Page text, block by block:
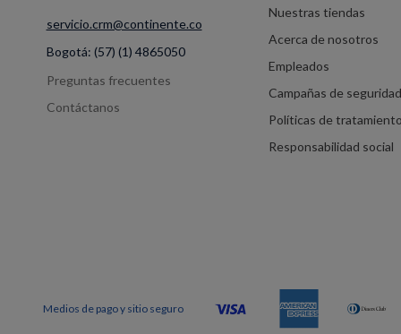
servicio.crm@continente.co
Bogotá: (57) (1) 4865050
Preguntas frecuentes
Contáctanos
Nuestras tiendas
Acerca de nosotros
Empleados
Campañas de seguridad
Políticas de
Responsabilidad social